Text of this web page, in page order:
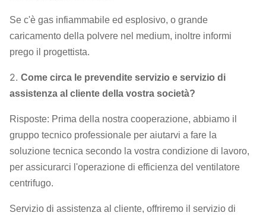
Se c'è gas infiammabile ed esplosivo, o grande
caricamento della polvere nel medium, inoltre informi
prego il progettista.
2. Come circa le prevendite servizio e servizio di
assistenza al cliente della vostra società?
Risposte: Prima della nostra cooperazione, abbiamo il
gruppo tecnico professionale per aiutarvi a fare la
soluzione tecnica secondo la vostra condizione di lavoro,
per assicurarci l'operazione di efficienza del ventilatore
centrifugo.
Servizio di assistenza al cliente, offriremo il servizio di